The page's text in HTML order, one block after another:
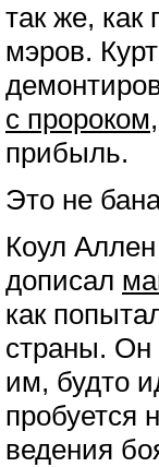
так же, как
мэров.
с пророком
прибыль.
Это не
Коул
дописал
как
страны. Он
им, будто
пробуется
ведения